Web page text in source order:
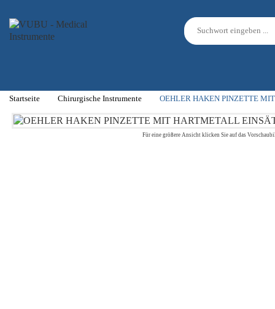
Startseite Chirurgische Instrumente OEHLER HAKEN PINZETTE
Für eine größere Ansicht klicken Sie auf das